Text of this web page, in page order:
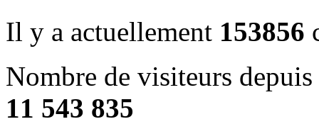
Il y a actuellement 153856
Nombre de visiteurs
11 543 835